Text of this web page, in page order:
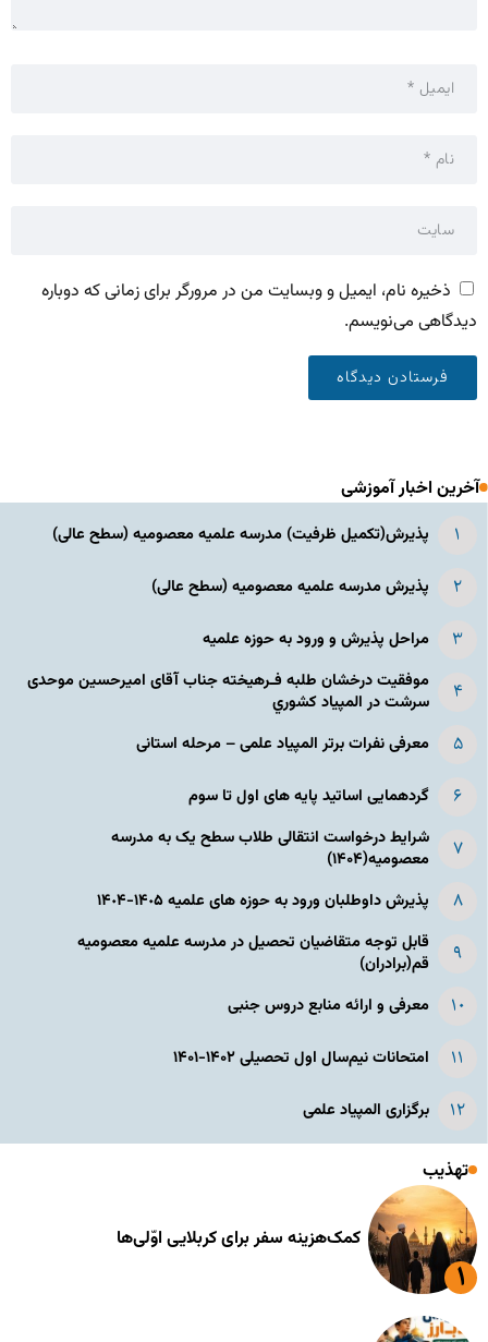
ذخیره نام، ایمیل و وبسایت من در مرورگر برای زمانی که دوباره
دیدگاهی می‌نویسم.
آخرین اخبار آموزشی
پذیرش(تکمیل ظرفیت) مدرسه علمیه معصومیه‌ (سطح عالی)
پذیرش مدرسه علمیه معصومیه‌ (سطح عالی)
مراحل پذیرش و ورود به حوزه علمیه
موفقیت درخشان طلبه فـرهیخته جناب آقای امیرحسین موحدی
سرشت در المپياد كشوري
معرفی نفرات برتر المپیاد علمی – مرحله استانی
گردهمایی اساتید پایه های اول تا سوم
شرایط درخواست انتقالی طلاب سطح یک به مدرسه
معصومیه(۱۴۰۴)
پذیرش داوطلبان ورود به حوزه های علمیه ١۴٠۵-١۴٠۴
قابل توجه متقاضیان تحصیل در مدرسه علمیه معصومیه
قم(برادران)
معرفی و ارائه منابع دروس جنبی
امتحانات نیم‌سال اول تحصیلی ۱۴۰۲-۱۴۰۱
برگزاری المپیاد علمی
تهذیب
کمک‌هزینه سفر برای کربلایی اوّلی‌ها